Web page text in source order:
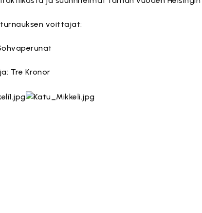
voittajat:
Tre Kronor